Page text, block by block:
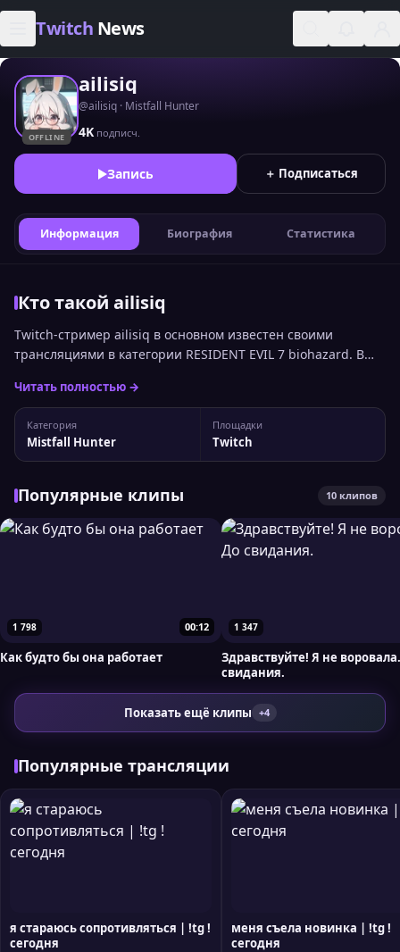
Skip to content
Twitch News
OFFLINE
ailisiq
@ailisiq · Mistfall Hunter
4K подписч.
Запись ＋ Подписаться
Информация Биография Статистика
Кто такой ailisiq
Twitch-стример ailisiq в основном известен своими
трансляциями в категории RESIDENT EVIL 7 biohazard. В
русскоязычной аудитории канал сейчас занимает 2586
место. Статистика канала ailisiq Статистика канала: 2 462
подписчиков, пиковый онлайн — 181 зрителей. Для более
детального анализа вы можете сравнить...
Читать полностью →
Категория
Mistfall Hunter
Площадки
Twitch
Популярные клипы 10 клипов
00:12
1 798
Как будто бы она работает
1 347
Здравствуйте! Я не
свидания.
Показать ещё клипы +4
Популярные трансляции
я стараюсь сопротивляться | !tg !
сегодня
меня съела новинка | !tg !
сегодня